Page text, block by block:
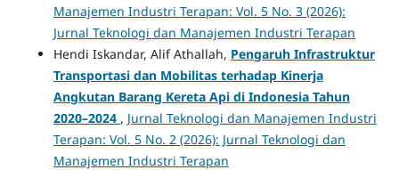
Manajemen Industri Terapan: Vol. 5 No. 3 (2026):
Jurnal Teknologi dan Manajemen Industri Terapan
Hendi Iskandar, Alif Athallah, Pengaruh Infrastruktur
Transportasi dan Mobilitas terhadap Kinerja
Angkutan Barang Kereta Api di Indonesia Tahun
2020–2024 , Jurnal Teknologi dan Manajemen Industri
Terapan: Vol. 5 No. 2 (2026): Jurnal Teknologi dan
Manajemen Industri Terapan